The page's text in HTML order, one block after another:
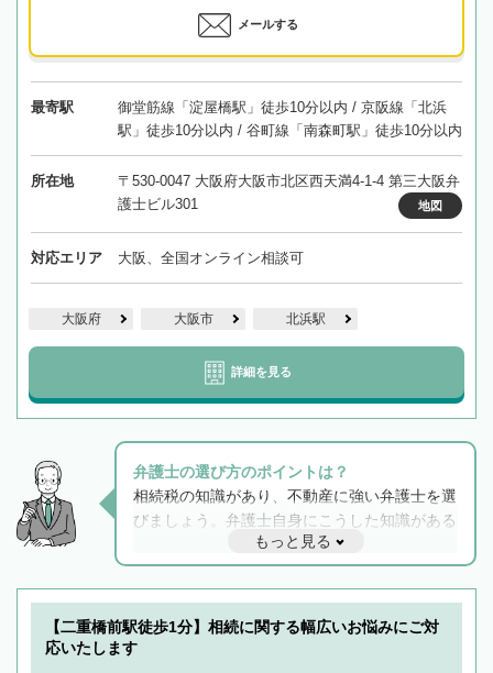
メールする
最寄駅
御堂筋線「淀屋橋駅」徒歩10分以内 / 京阪線「北浜
駅」徒歩10分以内 / 谷町線「南森町駅」徒歩10分以内
所在地
〒530-0047 大阪府大阪市北区西天満4-1-4 第三大阪弁
護士ビル301
地図
対応エリア 大阪、全国オンライン相談可
大阪府 大阪市 北浜駅
詳細を見る
弁護士の選び方のポイントは？
相続税の知識があり、不動産に強い弁護士を選
びましょう。弁護士自身にこうした知識がある
と他士業との連携もスムーズに進み、トラブル
解決のみならず相続をトータルで任せることが
できます。また、相続は感情がからむ分野なの
でフィーリングも重要です。実際に電話や面談
で複数の弁護士と会話をしてウマが合う方に依
もっと見る
【二重橋前駅徒歩1分】相続に関する幅広いお悩みにご対
応いたします